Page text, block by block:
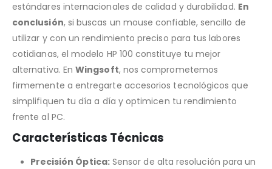
estándares internacionales de calidad y durabilidad. En
conclusión, si buscas un mouse confiable, sencillo de
utilizar y con un rendimiento preciso para tus labores
cotidianas, el modelo HP 100 constituye tu mejor
alternativa. EnWingsoft, nos comprometemos
firmemente a entregarte accesorios tecnológicos que
simplifiquen tu día a día y optimicen tu rendimiento
frente al PC.
Características Técnicas
Precisión Óptica:Sensor de alta resolución para un